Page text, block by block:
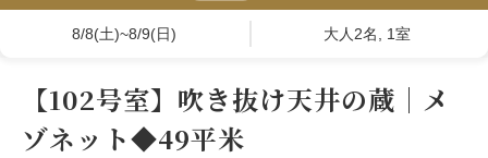
8/8(土)~8/9(日) 大人2名, 1室
【102号室】吹き抜け天井の蔵｜メ
ゾネット◆49平米